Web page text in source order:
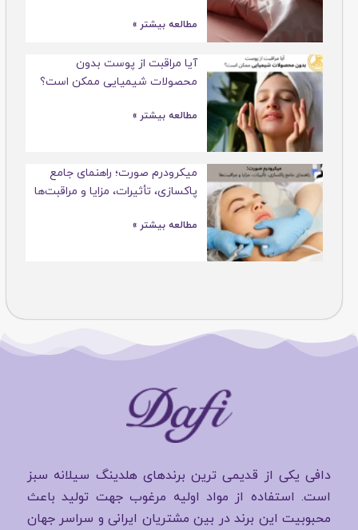
مطالعه بیشتر »
آیا مراقبت از پوست بدون
محصولات شیمیایی ممکن است؟
مطالعه بیشتر »
میکرودرم صورت؛ راهنمای جامع
پاکسازی، تأثیرات، مزایا و مراقبت‌ها
مطالعه بیشتر »
دافی یکی از قدیمی ترین برندهای هلدینگ سیلانه سبز
است. استفاده از مواد اولیه مرغوب جهت تولید باعث
محبوبیت این برند در بین مشتریان ایرانی و سراسر جهان